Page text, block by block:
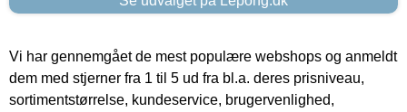
Vi har gennemgået de mest populære webshops og anmeldt
dem med stjerner fra 1 til 5 ud fra bl.a. deres prisniveau,
sortimentstørrelse, kundeservice, brugervenlighed,